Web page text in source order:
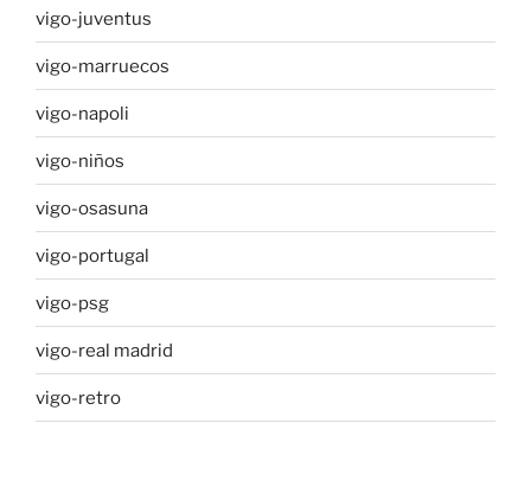
vigo-juventus
vigo-marruecos
vigo-napoli
vigo-niños
vigo-osasuna
vigo-portugal
vigo-psg
vigo-real madrid
vigo-retro